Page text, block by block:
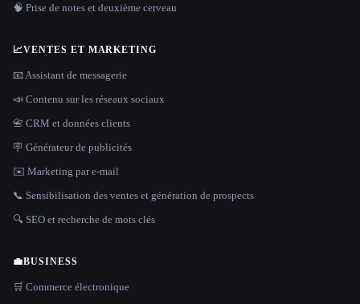
🧠 Prise de notes et deuxième cerveau
📈VENTES ET MARKETING
📧 Assistant de messagerie
📣 Contenu sur les réseaux sociaux
📇 CRM et données clients
🪧 Générateur de publicités
✉️ Marketing par e-mail
📞 Sensibilisation des ventes et génération de prospects
🔍 SEO et recherche de mots clés
💼BUSINESS
🛒 Commerce électronique